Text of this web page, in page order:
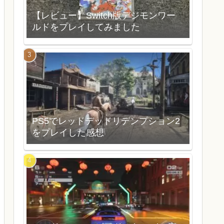
【レビュー】Switch版デジモンワー
ルドをプレイしてみました
PS5でレッドデッドリデンプション2
をプレイした感想